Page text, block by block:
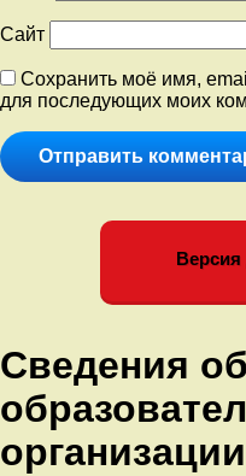
Сайт
Сохранить моё имя,
для последующих моих
Сведения об
организации